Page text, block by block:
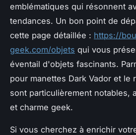
emblématiques qui résonnent
tendances. Un bon point de
cette page détaillée : https://
geek.com/objets qui vous
éventail d'objets fascinants.
pour manettes Dark Vador et le
sont particulièrement notables,
et charme geek.
Si vous cherchez à enrichir